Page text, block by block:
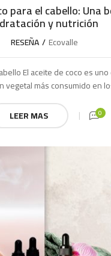
para el cabello: Una
y nutrición
RESEÑA
Ecovalle
El aceite de coco es
vegetal más consumido en
LEER MAS
0